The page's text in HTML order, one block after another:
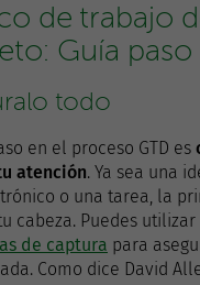
de trabajo
Guía paso
todo
en el proceso GTD es
atención. Ya sea una
o una tarea, la
cabeza. Puedes
de captura para
Como dice David